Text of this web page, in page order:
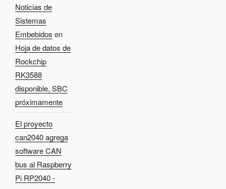
Noticias de
Sistemas
Embebidos en
Hoja de datos de
Rockchip
RK3588
disponible, SBC
próximamente
El proyecto
can2040 agrega
software CAN
bus al Raspberry
Pi RP2040 -